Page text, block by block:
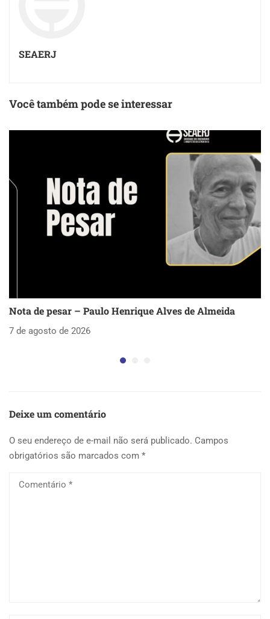
SEAERJ
Você também pode se interessar
Nota de pesar – Paulo Henrique Alves de Almeida
7 de agosto de 2026
Deixe um comentário
O seu endereço de e-mail não será publicado. Campos
obrigatórios são marcados com *